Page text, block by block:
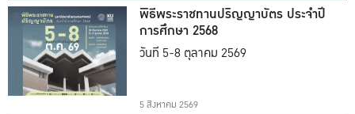
พิธีพระราชทานปริญญาบัตร ประจำปี
การศึกษา 2568
วันที่ 5-8 ตุลาคม 2569
5 สิงหาคม 2569